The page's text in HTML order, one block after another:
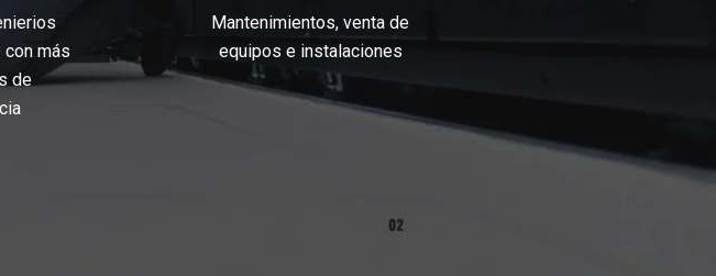
más
de
Mantenimientos, venta de
equipos e instalaciones